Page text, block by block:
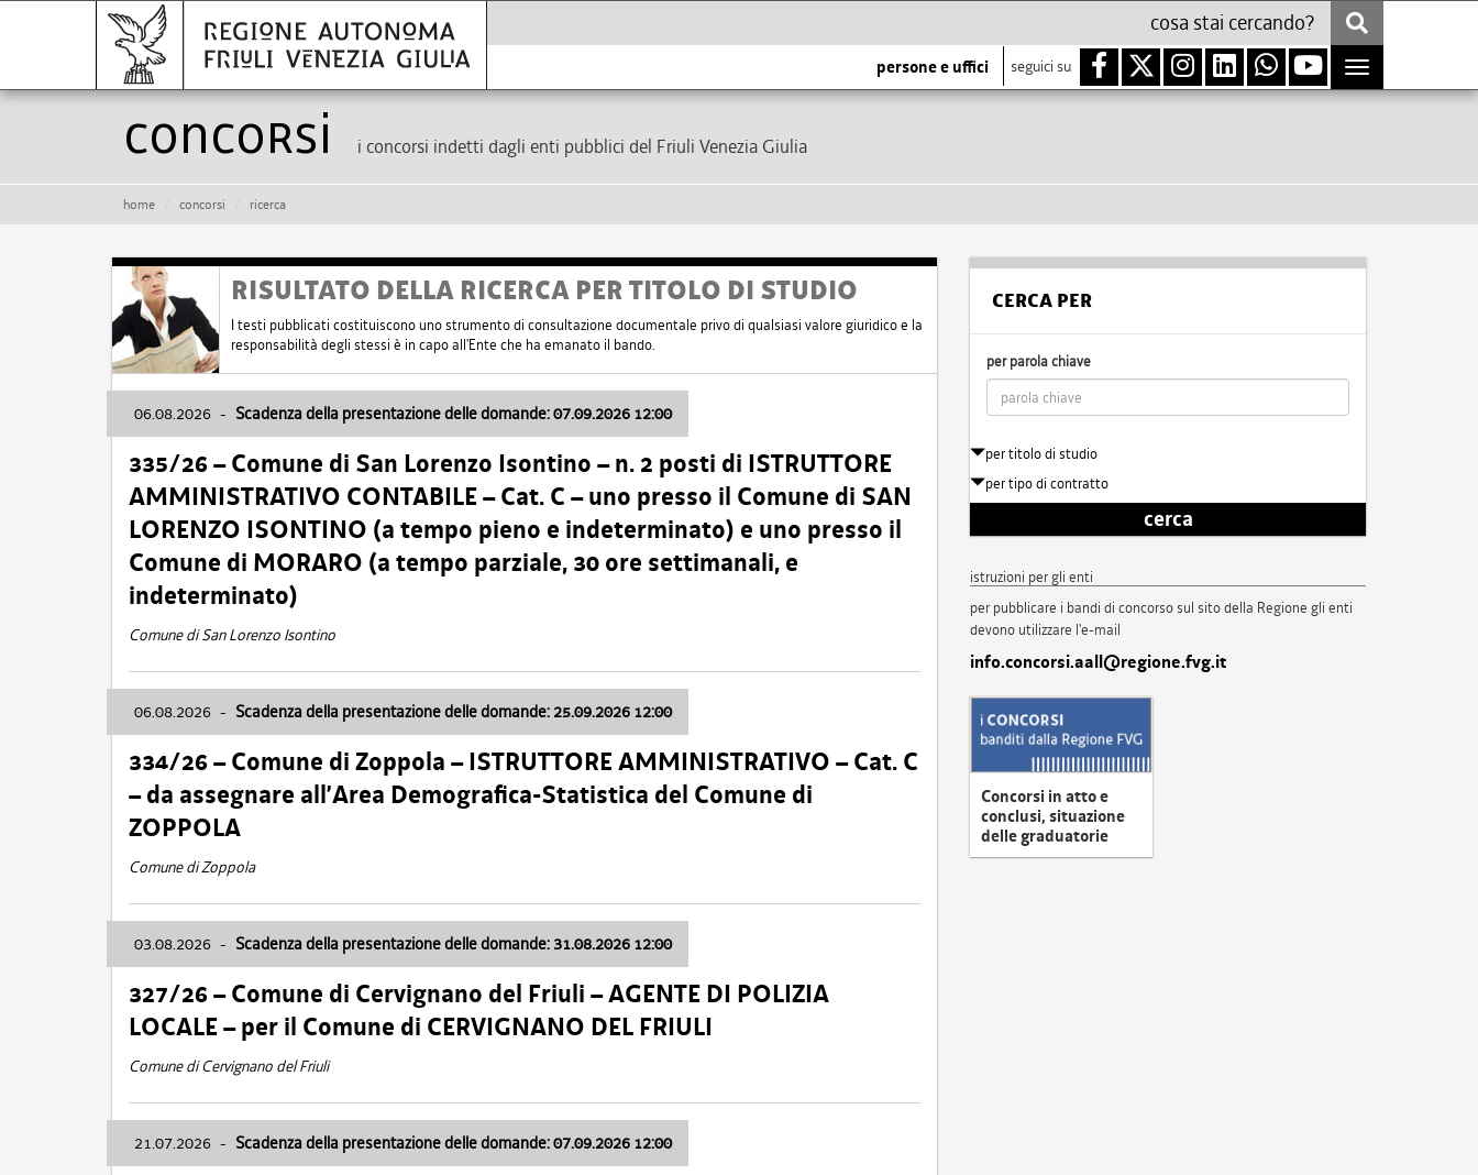
persone e uffici seguici su
Toggle
navigation
Concorsi i concorsi indetti dagli enti pubblici del Friuli Venezia Giulia
home concorsi ricerca
RISULTATO DELLA RICERCA PER TITOLO DI STUDIO
I testi pubblicati costituiscono uno strumento di consultazione documentale privo di qualsiasi valore giuridico e la
responsabilità degli stessi è in capo all'Ente che ha emanato il bando.
06.08.2026 - Scadenza della presentazione delle domande: 07.09.2026 12:00
335/26 – Comune di San Lorenzo Isontino – n. 2 posti di ISTRUTTORE
AMMINISTRATIVO CONTABILE – Cat. C – uno presso il Comune di SAN
LORENZO ISONTINO (a tempo pieno e indeterminato) e uno presso il
Comune di MORARO (a tempo parziale, 30 ore settimanali, e
indeterminato)
Comune di San Lorenzo Isontino
06.08.2026 - Scadenza della presentazione delle domande: 25.09.2026 12:00
334/26 – Comune di Zoppola – ISTRUTTORE AMMINISTRATIVO – Cat. C
– da assegnare all’Area Demografica-Statistica del Comune di
ZOPPOLA
Comune di Zoppola
03.08.2026 - Scadenza della presentazione delle domande: 31.08.2026 12:00
327/26 – Comune di Cervignano del Friuli – AGENTE DI POLIZIA
LOCALE – per il Comune di CERVIGNANO DEL FRIULI
Comune di Cervignano del Friuli
21.07.2026 - Scadenza della presentazione delle domande: 07.09.2026 12:00
CERCA PER
per parola chiave
per titolo di studio
per tipo di contratto
cerca
istruzioni per gli enti
per pubblicare i bandi di concorso sul sito della Regione gli enti
devono utilizzare l'e-mail
info.concorsi.aall@regione.fvg.it
Concorsi in atto e
conclusi, situazione
delle graduatorie